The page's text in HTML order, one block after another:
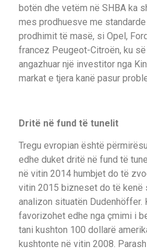
botën dhe vetëm në SHBA ka
mes prodhuesve me
prodhimit të masë, si Opel,
francez Peugeot-Citroën, ku
angazhuar një investitor nga
markat e tjera kanë pasur
Dritë në fund të tunelit
Tregu evropian është
edhe duket dritë në fund të
në vitin 2014 humbjet do të
vitin 2015 bizneset do të kenë
analizon situatën
favorizohet edhe nga çmimi i
tani kushton 100 dollarë
kushtonte në vitin 2008.